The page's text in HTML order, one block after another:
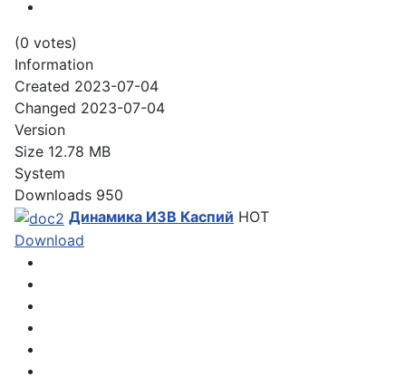
(0 votes)
Information
Created 2023-07-04
Changed 2023-07-04
Version
Size 12.78 MB
System
Downloads 950
Динамика ИЗВ Каспий HOT
Download